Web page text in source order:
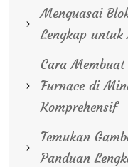
Menguasai
Lengkap
Cara
Furnace di
Komprehensif
Temukan
Panduan